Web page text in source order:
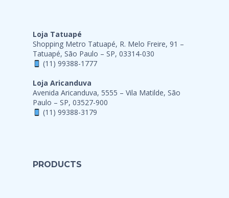
Loja Tatuapé
Shopping Metro Tatuapé, R. Melo Freire, 91 –
Tatuapé, São Paulo – SP, 03314-030
(11) 99388-1777
Loja Aricanduva
Avenida Aricanduva, 5555 – Vila Matilde, São
Paulo – SP, 03527-900
(11) 99388-3179
PRODUCTS